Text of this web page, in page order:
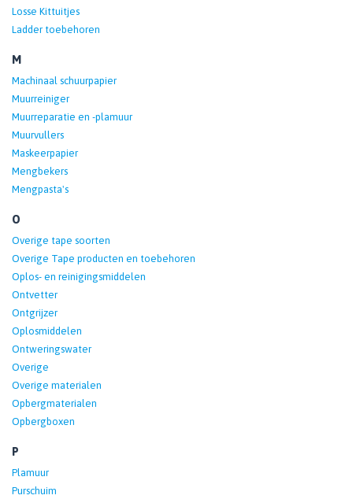
Losse Kittuitjes
Ladder toebehoren
M
Machinaal schuurpapier
Muurreiniger
Muurreparatie en -plamuur
Muurvullers
Maskeerpapier
Mengbekers
Mengpasta's
O
Overige tape soorten
Overige Tape producten en toebehoren
Oplos- en reinigingsmiddelen
Ontvetter
Ontgrijzer
Oplosmiddelen
Ontweringswater
Overige
Overige materialen
Opbergmaterialen
Opbergboxen
P
Plamuur
Purschuim